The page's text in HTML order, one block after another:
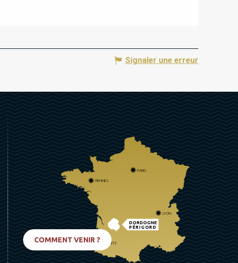
Signaler une erreur
DORDOGNE
PÉRIGORD
PARIS
RENNES
LYON
BIARRITZ
COMMENT VENIR ?